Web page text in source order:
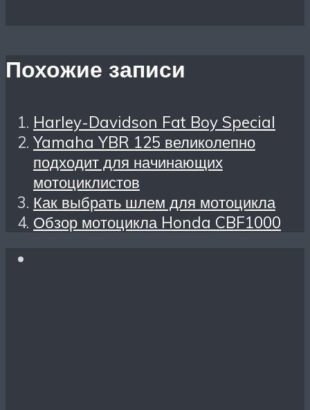
Похожие записи
Harley-Davidson Fat Boy Special
Yamaha YBR 125 великолепно
подходит для начинающих
мотоциклистов
Как выбрать шлем для мотоцикла
Обзор мотоцикла Honda CBF1000